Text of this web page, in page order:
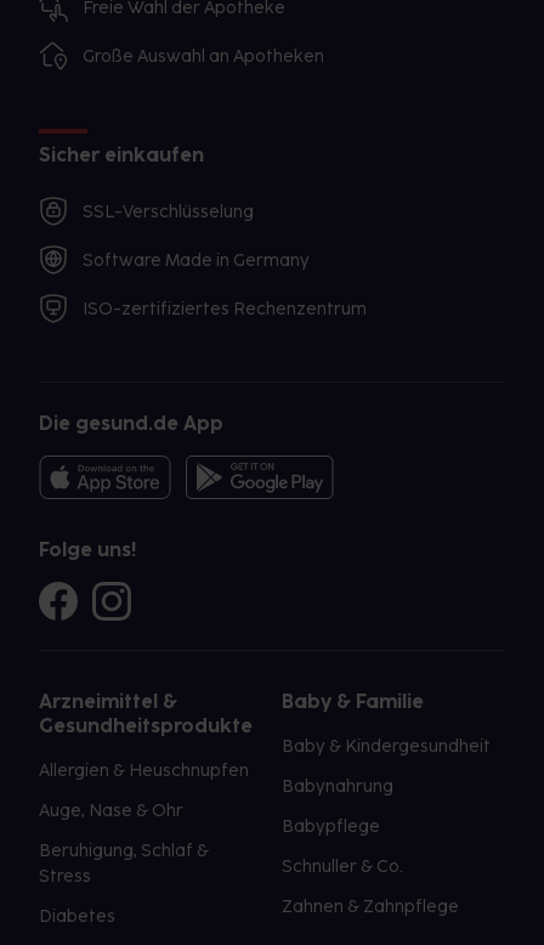
Freie Wahl der Apotheke
Große Auswahl an Apotheken
Sicher einkaufen
SSL-Verschlüsselung
Software Made in Germany
ISO-zertifiziertes Rechenzentrum
Die gesund.de App
Folge uns!
Arzneimittel &
Gesundheitsprodukte
Allergien & Heuschnupfen
Auge, Nase & Ohr
Beruhigung, Schlaf &
Stress
Diabetes
Baby & Familie
Baby & Kindergesundheit
Babynahrung
Babypflege
Schnuller & Co.
Zahnen & Zahnpflege